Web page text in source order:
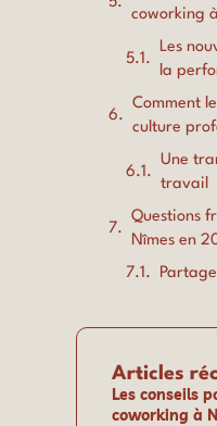
coworking
Les
la
Comment
culture
Une
travail
Questions
Nîmes en
Articles
Les conseils
coworking à